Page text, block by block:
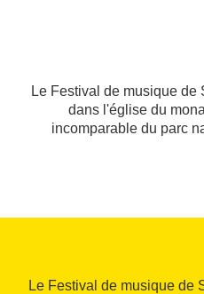
Le Festival de musique de
dans l'église du
incomparable du parc
Le Festival de musique de